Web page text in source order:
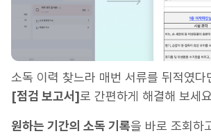
소독 이력 찾느라 매번 서류를 뒤적였다
[점검 보고서]로 간편하게 해결해 보세
원하는 기간의 소독 기록을 바로 조회하